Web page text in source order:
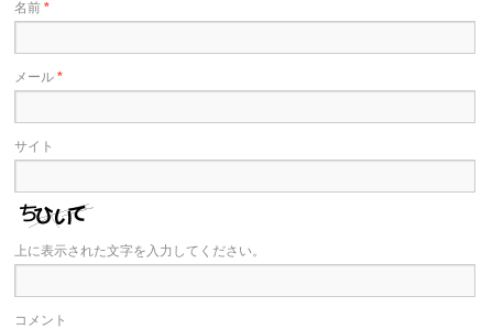
名前*
メール*
サイト
上に表示された文字を入力してください。
コメント